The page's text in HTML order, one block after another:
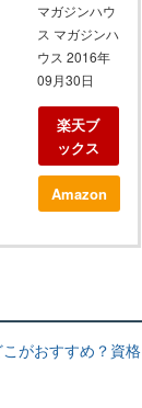
マガジンハウ
ス マガジンハ
ウス 2016年
09月30日
楽天ブ
ックス
Amazon
がおすすめ？資格